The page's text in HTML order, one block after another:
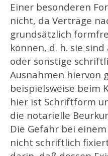
Einer besonderen
nicht, da Verträge
grundsätzlich
können, d. h. sie
oder sonstige
Ausnahmen hiervon
beispielsweise beim
hier ist Schriftform
die notarielle
Die Gefahr bei
nicht schriftlich